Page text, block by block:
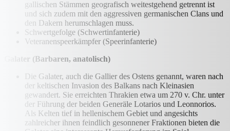
gallischen Stämmen geografisch weitestgehend getrennt ist
und sich zudem mit den aggressiven germanischen Clans und
den Dakern herumschlagen muss.
Schwertgefolge (Schwertinfanterie)
Veteranenspeerkämpfer (Speerinfanterie)
Galater (Barbaren, anatolisch)
Die Galater, auch die Gallier des Ostens genannt, waren nach
der keltischen Invasion des Balkans nach Kleinasien
gewandert. Sie erreichten Thrakien etwa um 270 v. Chr. unter
der Führung der beiden Generäle Lotarios und Leonnorios.
Als Kelten tief in hellenischem Gebiet und angesichts
zahlreicher ihnen feindlich gesonnener Fraktionen bieten die